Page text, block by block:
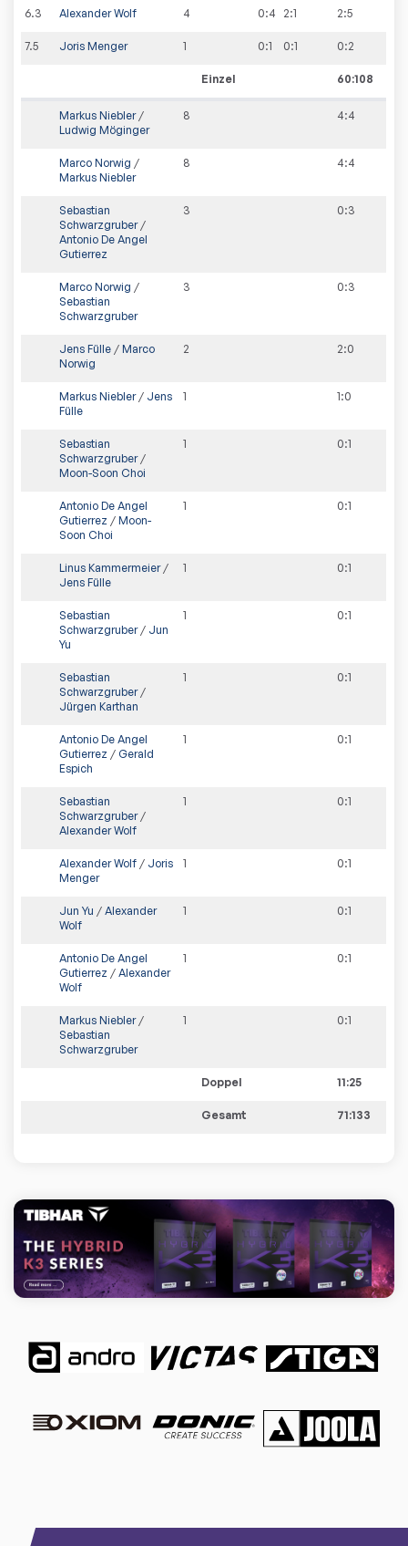
6.3 Alexander Wolf 4 0:4 2:1 2:5
7.5 Joris Menger 1 0:1 0:1 0:2
Einzel 60:108
Markus Niebler/
Ludwig Möginger
8 4:4
Marco Norwig /
Markus Niebler
8 4:4
Sebastian
Schwarzgruber/
Antonio De Angel
Gutierrez
3 0:3
Marco Norwig /
Sebastian
Schwarzgruber
3 0:3
Jens Fülle / Marco
Norwig
2 2:0
Markus Niebler/ Jens
Fülle
1 1:0
Sebastian
Schwarzgruber/
Moon-Soon Choi
1 0:1
Antonio De Angel
Gutierrez / Moon-
Soon Choi
1 0:1
Linus Kammermeier/
Jens Fülle
1 0:1
Sebastian
Schwarzgruber/ Jun
Yu
1 0:1
Sebastian
Schwarzgruber/
Jürgen Karthan
1 0:1
Antonio De Angel
Gutierrez / Gerald
Espich
1 0:1
Sebastian
Schwarzgruber/
Alexander Wolf
1 0:1
Alexander Wolf / Joris
Menger
1 0:1
Jun Yu / Alexander
Wolf
1 0:1
Antonio De Angel
Gutierrez / Alexander
Wolf
1 0:1
Markus Niebler/
Sebastian
Schwarzgruber
1 0:1
Doppel 11:25
Gesamt 71:133